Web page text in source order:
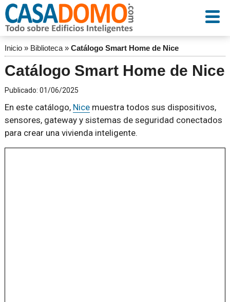
Inicio» Biblioteca» Catálogo Smart Home de Nice
Catálogo Smart Home de Nice
Publicado: 01/06/2025
En este catálogo, Nicemuestra todos sus dispositivos,
sensores, gateway y sistemas de seguridad conectados
para crear una vivienda inteligente.